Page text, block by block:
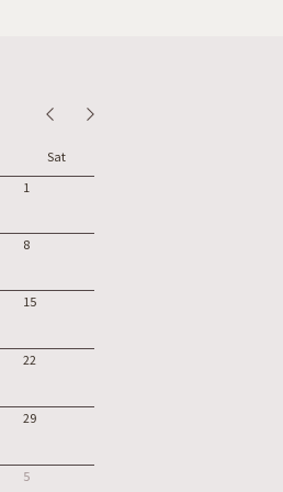
Sat
1
8
15
22
29
5